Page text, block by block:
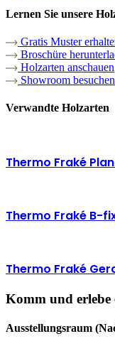
Lernen Sie unsere
Gratis Muster
Broschüre
Holzarten anschauen
Showroom besuchen
Verwandte Holzarten
Thermo Fraké
Thermo Fraké B-
Thermo Fraké
Komm und erlebe
Ausstellungsraum